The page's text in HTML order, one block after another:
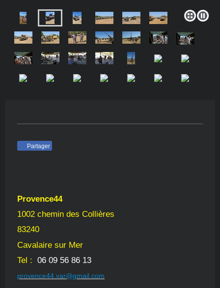
Partager
Provence44
1002 chemin des Collières
83240
Cavalaire sur Mer
Tel : 06 09 56 86 13
provence44.var@gmail.com